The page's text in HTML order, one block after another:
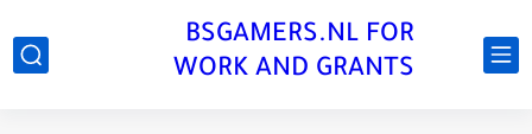
BSGAMERS.NL FOR
WORK AND GRANTS